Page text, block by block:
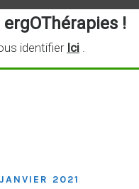
!
identifier Ici .
2021